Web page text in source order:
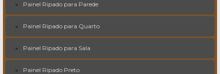
Painel Ripado para Parede
Painel Ripado para Quarto
Painel Ripado para Sala
Painel Ripado Preto